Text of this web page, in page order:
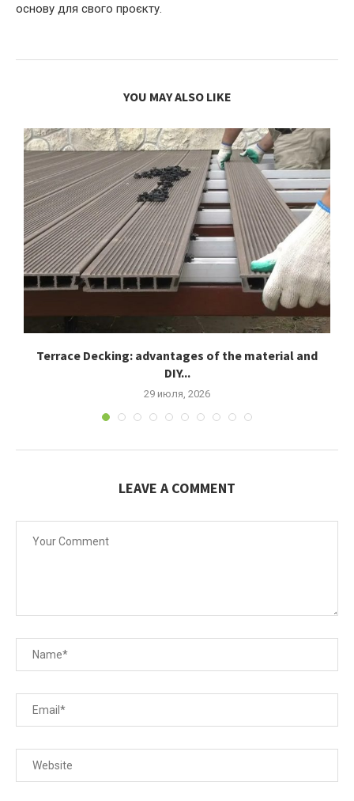
основу для свого проєкту.
YOU MAY ALSO LIKE
Terrace Decking: advantages of the material and
DIY...
29 июля, 2026
LEAVE A COMMENT